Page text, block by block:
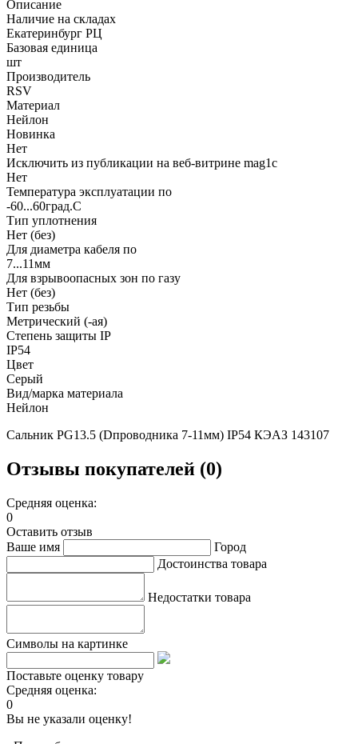
Описание
Наличие на складах
Екатеринбург РЦ
Базовая единица
шт
Производитель
RSV
Материал
Нейлон
Новинка
Нет
Исключить из публикации на веб-витрине mag1c
Нет
Температура эксплуатации по
-60...60град.C
Тип уплотнения
Нет (без)
Для диаметра кабеля по
7...11мм
Для взрывоопасных зон по газу
Нет (без)
Тип резьбы
Метрический (-ая)
Степень защиты IP
IP54
Цвет
Серый
Вид/марка материала
Нейлон
Сальник PG13.5 (Dпроводника 7-11мм) IP54 КЭАЗ 143107
Отзывы покупателей (0)
Средняя оценка:
0
Оставить отзыв
Ваше имя
Город
Достоинства товара
Недостатки товара
Символы на картинке
Поставьте оценку товару
Средняя оценка:
0
Вы не указали оценку!